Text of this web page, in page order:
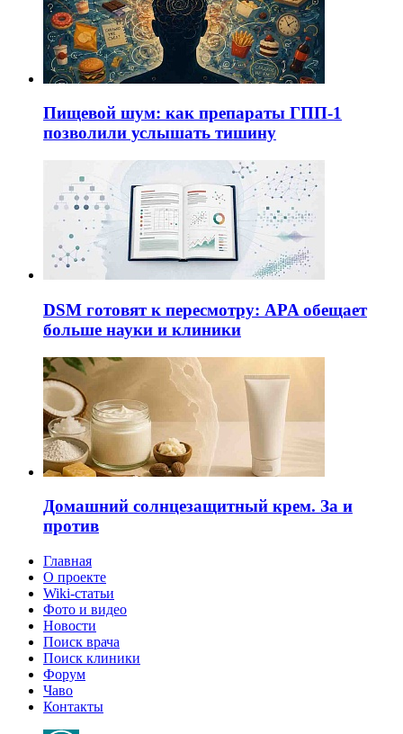
Пищевой шум: как препараты ГПП-1
позволили услышать тишину
DSM готовят к пересмотру: APA обещает
больше науки и клиники
Домашний солнцезащитный крем. За и
против
Главная
О проекте
Wiki-статьи
Фото и видео
Новости
Поиск врача
Поиск клиники
Форум
Чаво
Контакты